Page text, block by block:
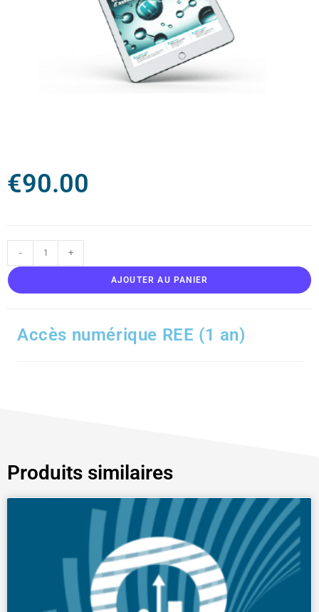
€90.00
- +
AJOUTER AU PANIER
Accès numérique REE (1 an)
Produits similaires